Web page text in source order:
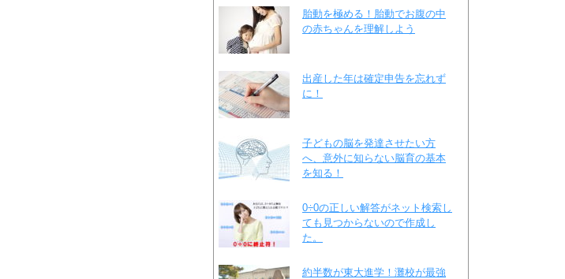
胎動を極める！胎動でお腹の中
の赤ちゃんを理解しよう
出産した年は確定申告を忘れず
に！
子どもの脳を発達させたい方
へ、意外に知らない脳育の基本
を知る！
0÷0の正しい解答がネット検索し
ても見つからないので作成し
た。
約半数が東大進学！灘校が最強